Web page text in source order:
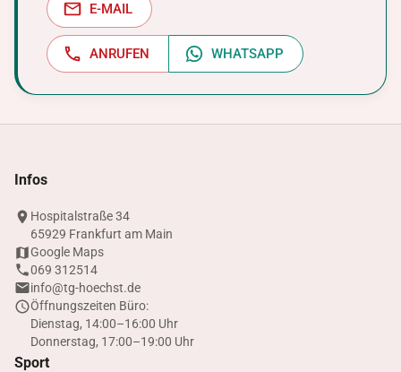
E-MAIL
ANRUFEN WHATSAPP
Infos
Hospitalstraße 34
65929 Frankfurt am Main
Google Maps
069 312514
info@tg-hoechst.de
Öffnungszeiten Büro:
Dienstag, 14:00–16:00 Uhr
Donnerstag, 17:00–19:00 Uhr
Sport